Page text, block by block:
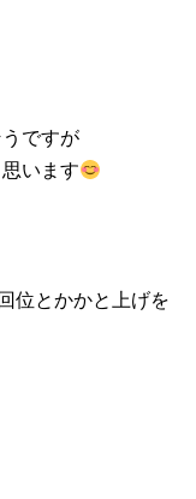
ですが
います
位とかかと上げを